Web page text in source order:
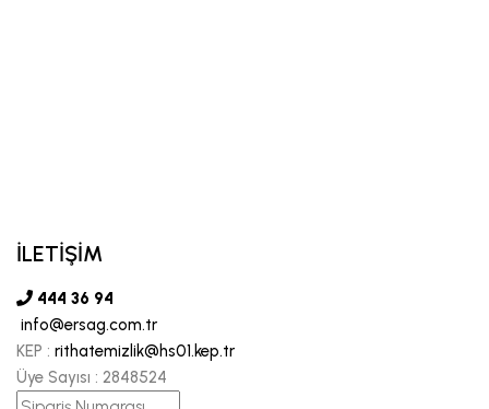
İLETİŞİM
444 36 94
info@ersag.com.tr
KEP : rithatemizlik@hs01.kep.tr
Üye Sayısı : 2848524